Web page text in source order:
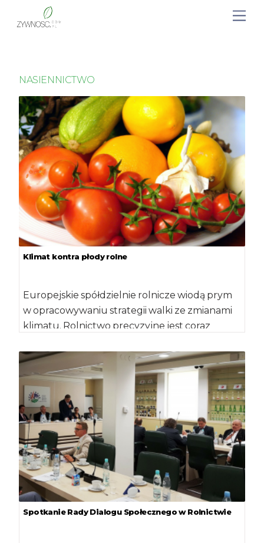
NASIENNICTWO
Klimat kontra płody rolne
Europejskie spółdzielnie rolnicze wiodą prym
w opracowywaniu strategii walki ze zmianami
klimatu. Rolnictwo precyzyjne jest coraz
Spotkanie Rady Dialogu Społecznego w Rolnictwie